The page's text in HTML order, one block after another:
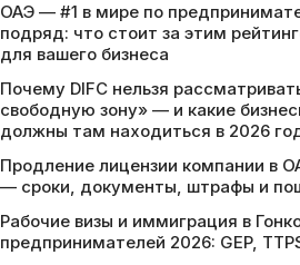
ОАЭ — #1 в мире по
подряд: что стоит за этим
для вашего бизнеса
Почему DIFC нельзя
свободную зону» — и какие
должны там находиться в 2026
Продление лицензии компании в
— сроки, документы, штрафы и
Рабочие визы и иммиграция в
предпринимателей 2026: GEP,